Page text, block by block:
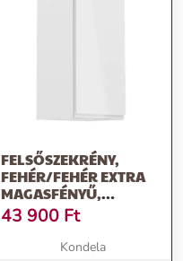
FELSŐSZEKRÉNY,
FEHÉR/FEHÉR EXTRA
MAGASFÉNYŰ,
JOBBOS, AURORA G40
43 900 Ft
Kondela